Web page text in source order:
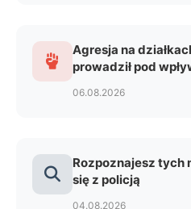
Agresja na
prowadził pod
06.08.2026
Rozpoznajesz tych
się z policją
04.08.2026